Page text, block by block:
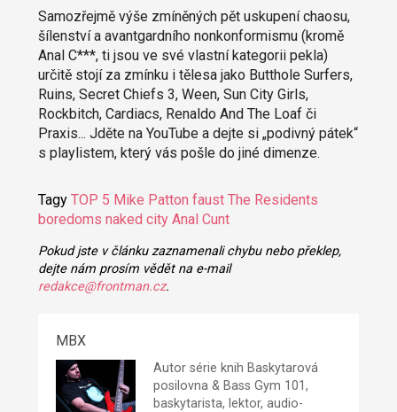
Samozřejmě výše zmíněných pět uskupení chaosu,
šílenství a avantgardního nonkonformismu (kromě
Anal C***, ti jsou ve své vlastní kategorii pekla)
určitě stojí za zmínku i tělesa jako Butthole Surfers,
Ruins, Secret Chiefs 3, Ween, Sun City Girls,
Rockbitch, Cardiacs, Renaldo And The Loaf či
Praxis... Jděte na YouTube a dejte si „podivný pátek“
s playlistem, který vás pošle do jiné dimenze.
Tagy TOP 5 Mike Patton faust The Residents
boredoms naked city Anal Cunt
Pokud jste v článku zaznamenali chybu nebo překlep,
dejte nám prosím vědět na e-mail
redakce@frontman.cz.
MBX
Autor série knih Baskytarová
posilovna & Bass Gym 101,
baskytarista, lektor, audio-